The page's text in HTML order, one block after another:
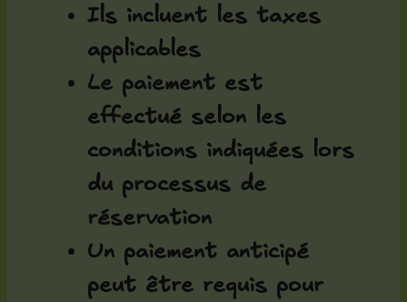
Ils incluent les taxes
applicables
Le paiement est
effectué selon les
conditions indiquées lors
du processus de
réservation
Un paiement anticipé
peut être requis pour